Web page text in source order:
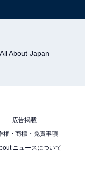
All About Japan
広告掲載
権・商標・免責事項
ニュースについて